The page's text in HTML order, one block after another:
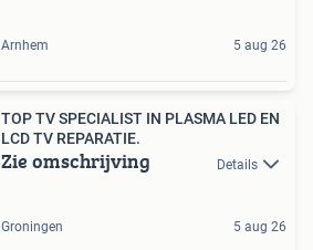
Arnhem 5 aug 26
TOP TV SPECIALIST IN PLASMA LED EN
LCD TV REPARATIE.
Zie omschrijving Details
Groningen 5 aug 26